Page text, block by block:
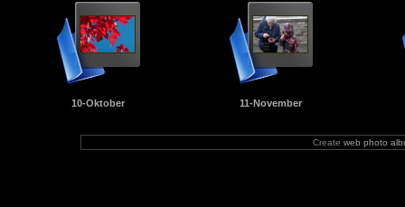
10-Oktober 11-November
Create web photo